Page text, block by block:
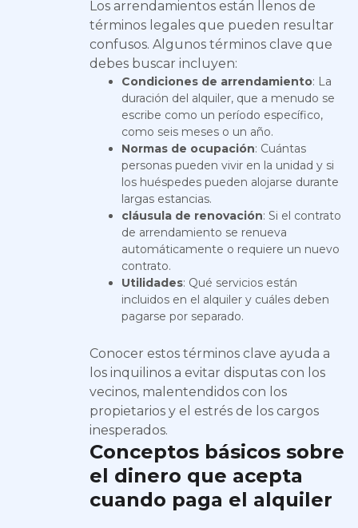
Los arrendamientos están llenos de
términos legales que pueden resultar
confusos. Algunos términos clave que
debes buscar incluyen:
Condiciones de arrendamiento: La
duración del alquiler, que a menudo se
escribe como un período específico,
como seis meses o un año.
Normas de ocupación: Cuántas
personas pueden vivir en la unidad y si
los huéspedes pueden alojarse durante
largas estancias.
cláusula de renovación: Si el contrato
de arrendamiento se renueva
automáticamente o requiere un nuevo
contrato.
Utilidades: Qué servicios están
incluidos en el alquiler y cuáles deben
pagarse por separado.
Conocer estos términos clave ayuda a
los inquilinos a evitar disputas con los
vecinos, malentendidos con los
propietarios y el estrés de los cargos
inesperados.
Conceptos básicos sobre
el dinero que acepta
cuando paga el alquiler